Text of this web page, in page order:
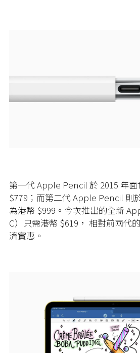
第一代 Apple Pencil 於 2015 年
$779；而第二代 Apple Pencil 則
為港幣 $999。今次推出的全新
C）只需港幣 $619， 相對前兩代
濟實惠。